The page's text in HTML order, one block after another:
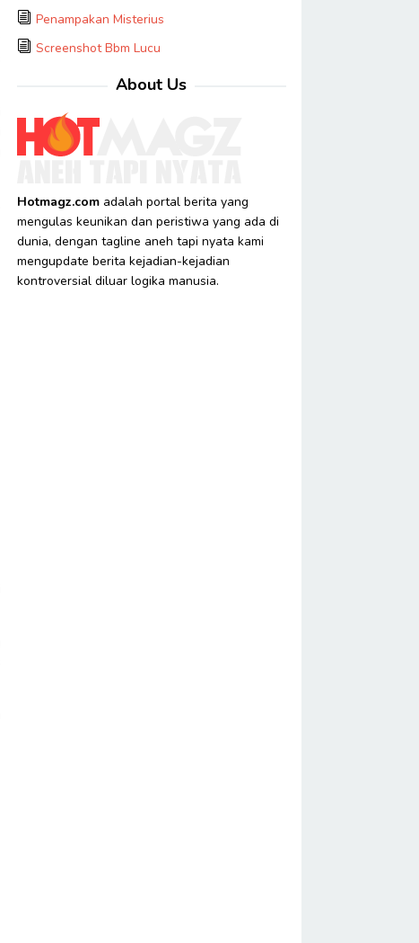
Penampakan Misterius
Screenshot Bbm Lucu
About Us
Hotmagz.comadalah portal berita yang
mengulas keunikan dan peristiwa yang ada di
dunia, dengan tagline aneh tapi nyata kami
mengupdate berita kejadian-kejadian
kontroversial diluar logika manusia.